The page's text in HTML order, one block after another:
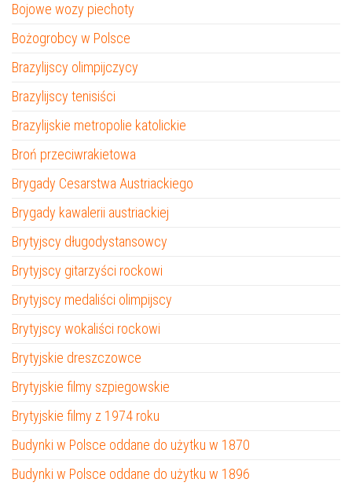
Bojowe wozy piechoty
Bożogrobcy w Polsce
Brazylijscy olimpijczycy
Brazylijscy tenisiści
Brazylijskie metropolie katolickie
Broń przeciwrakietowa
Brygady Cesarstwa Austriackiego
Brygady kawalerii austriackiej
Brytyjscy długodystansowcy
Brytyjscy gitarzyści rockowi
Brytyjscy medaliści olimpijscy
Brytyjscy wokaliści rockowi
Brytyjskie dreszczowce
Brytyjskie filmy szpiegowskie
Brytyjskie filmy z 1974 roku
Budynki w Polsce oddane do użytku w 1870
Budynki w Polsce oddane do użytku w 1896